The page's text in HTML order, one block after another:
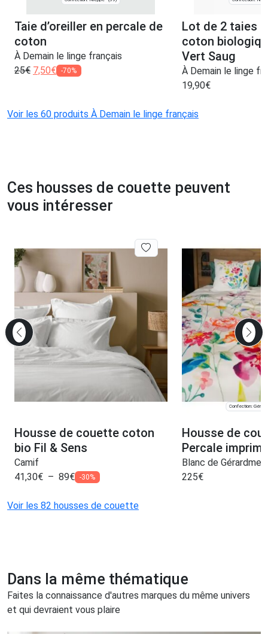
Taie d’oreiller en percale de
coton
À Demain le linge français
25€ 7,50€ -70%
Lot de 2 taies
coton
Vert Saug
À Demain le linge
19,90€
Voir les 60 produits À Demain le linge français
Ces housses de couette peuvent
vous intéresser
Housse de couette coton
bio Fil & Sens
Camif
41,30€ – 89€ -30%
Confection:
Housse de
Percale
Blanc de Gérardmer
225€
Voir les 82 housses de couette
Dans la même thématique
Faites la connaissance d'autres marques du même univers
et qui devraient vous plaire